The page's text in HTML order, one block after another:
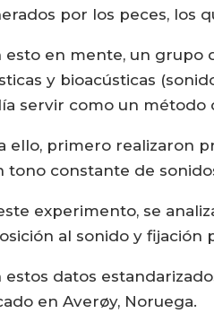
por los peces, los
esto en mente, un grupo
y bioacústicas
servir como un método
ello, primero realizaron
tono constante de
experimento, se
al sonido y fijación
estos datos
en Averøy, Noruega.